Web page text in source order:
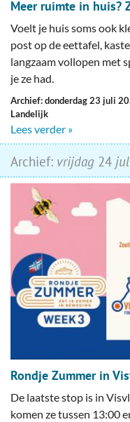
Meer ruimte in huis?
Voelt je huis soms ook
post op de eettafel,
langzaam vollopen met
je ze had.
Archief: donderdag 23 juli
Landelijk
Lees verder »
Archief: vrijdag 24
Rondje Zummer in
De laatste stop is in
komen ze tussen 13:00